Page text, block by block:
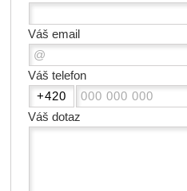
Váš email
Váš telefon
Váš dotaz